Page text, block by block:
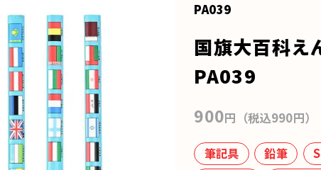
PA039
国旗大百科え
PA039
900円（税込990円）
筆記具 鉛筆